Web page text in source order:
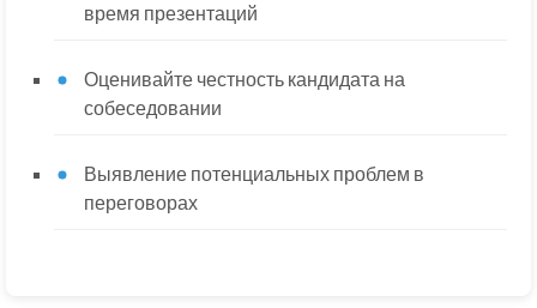
время презентаций
Оценивайте честность кандидата на
собеседовании
Выявление потенциальных проблем в
переговорах